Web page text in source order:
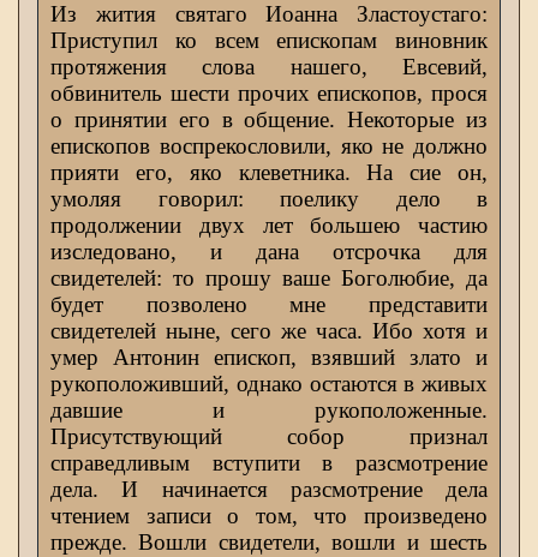
Из жития святаго Иоанна Зластоустаго:
Приступил ко всем епископам виновник
протяжения слова нашего, Евсевий,
обвинитель шести прочих епископов, прося
о принятии его в общение. Некоторые из
епископов воспрекословили, яко не должно
прияти его, яко клеветника. На сие он,
умоляя говорил: поелику дело в
продолжении двух лет большею частию
изследовано, и дана отсрочка для
свидетелей: то прошу ваше Боголюбие, да
будет позволено мне представити
свидетелей ныне, сего же часа. Ибо хотя и
умер Антонин епископ, взявший злато и
рукоположивший, однако остаются в живых
давшие и рукоположенные.
Присутствующий собор признал
справедливым вступити в разсмотрение
дела. И начинается разсмотрение дела
чтением записи о том, что произведено
прежде. Вошли свидетели, вошли и шесть